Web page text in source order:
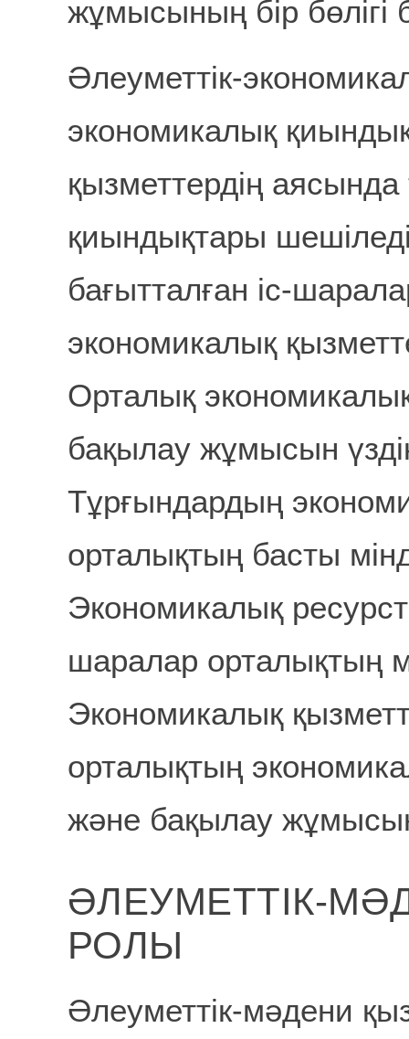
жұмысының бір
Әлеуметтік-
экономикалық
қызметтердің
қиындықтары
бағытталған іс-
экономикалық
Орталық
бақылау жұмысын
Тұрғындардың
орталықтың басты
Экономикалық
шаралар
Экономикалық
орталықтың
және бақылау
ӘЛЕУМЕТТІК-
РОЛЫ
Әлеуметтік-мәдени